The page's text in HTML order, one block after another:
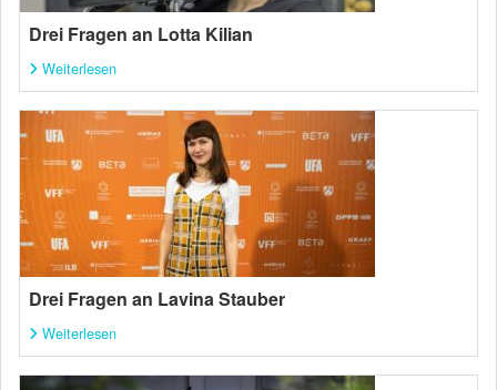
Drei Fragen an Lotta Kilian
Weiterlesen
Drei Fragen an Lavina Stauber
Weiterlesen